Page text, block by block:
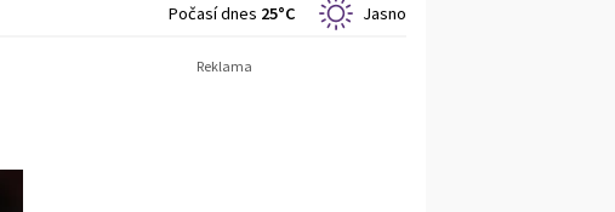
Počasí dnes 25°C Jasno